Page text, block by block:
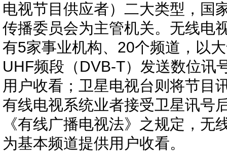
电视节目供应者）二大类型，国
传播委员会为主管机关。无线电
有5家事业机构、20个频道，以
UHF频段（DVB-T）发送数位讯
用户收看；卫星电视台则将节目
有线电视系统业者接受卫星讯号
《有线广播电视法》之规定，
为基本频道提供用户收看。